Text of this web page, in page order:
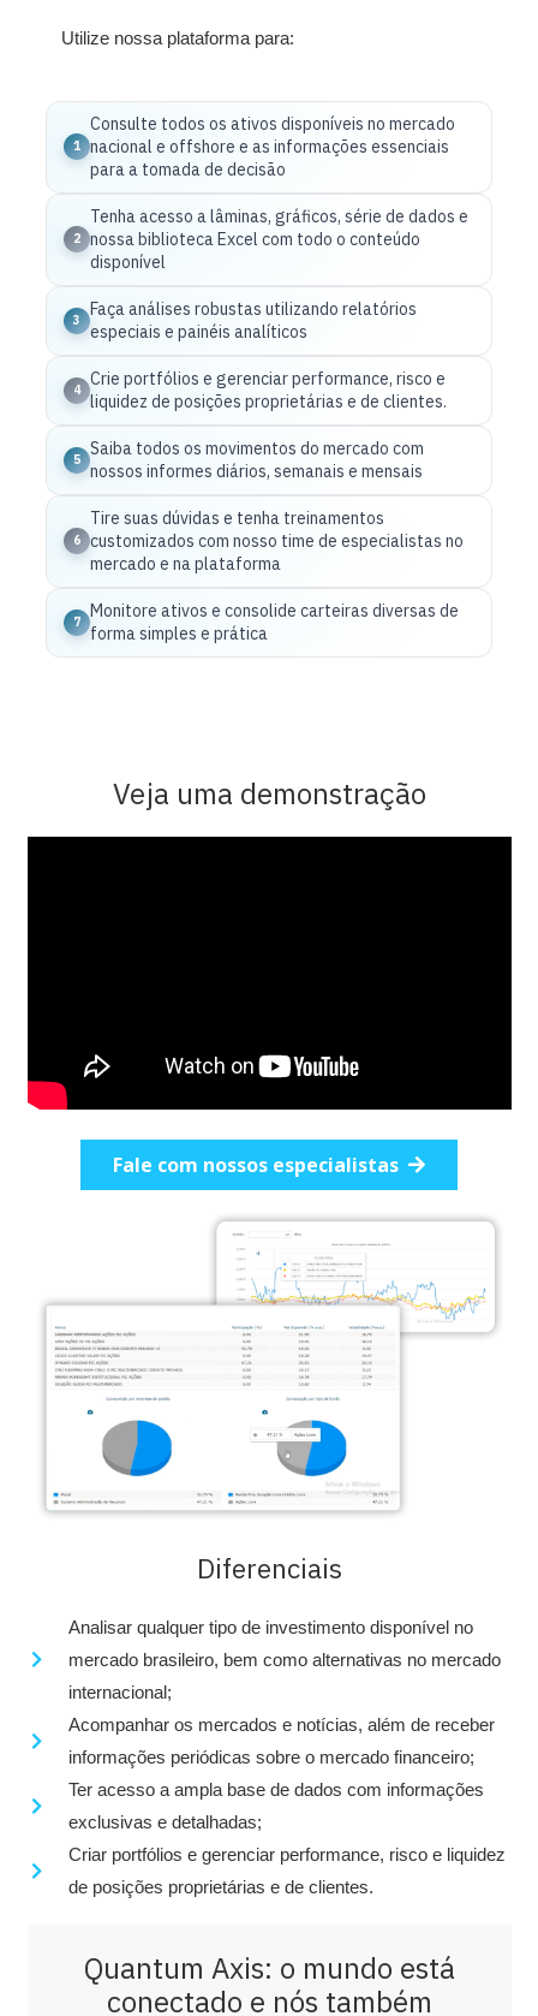
Utilize nossa plataforma para:
1
Consulte todos os ativos disponíveis no mercado
nacional e offshore e as informações essenciais
para a tomada de decisão
2
Tenha acesso a lâminas, gráficos, série de dados e
nossa biblioteca Excel com todo o conteúdo
disponível
3
Faça análises robustas utilizando relatórios
especiais e painéis analíticos
4
Crie portfólios e gerenciar performance, risco e
liquidez de posições proprietárias e de clientes.
5
Saiba todos os movimentos do mercado com
nossos informes diários, semanais e mensais
6
Tire suas dúvidas e tenha treinamentos
customizados com nosso time de especialistas no
mercado e na plataforma
7
Monitore ativos e consolide carteiras diversas de
forma simples e prática
Veja uma demonstração
Fale com nossos especialistas
Diferenciais
Analisar qualquer tipo de investimento disponível no
mercado brasileiro, bem como alternativas no mercado
internacional;
Acompanhar os mercados e notícias, além de receber
informações periódicas sobre o mercado financeiro;
Ter acesso a ampla base de dados com informações
exclusivas e detalhadas;
Criar portfólios e gerenciar performance, risco e liquidez
de posições proprietárias e de clientes.
Quantum Axis: o mundo está
conectado e nós também